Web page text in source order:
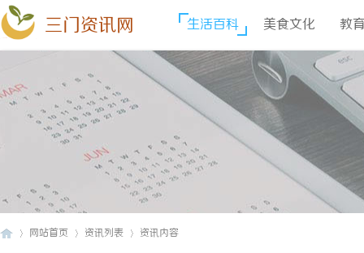
三门资讯网 生活百科 美食文化 教
网站首页 资讯列表 资讯内容